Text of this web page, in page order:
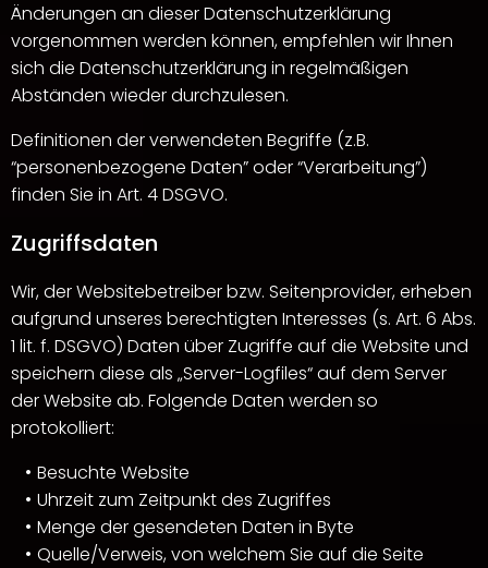
Änderungen an dieser Datenschutzerklärung
vorgenommen werden können, empfehlen wir Ihnen
sich die Datenschutzerklärung in regelmäßigen
Abständen wieder durchzulesen.
Definitionen der verwendeten Begriffe (z.B.
“personenbezogene Daten” oder “Verarbeitung”)
finden Sie in Art. 4 DSGVO.
Zugriffsdaten
Wir, der Websitebetreiber bzw. Seitenprovider, erheben
aufgrund unseres berechtigten Interesses (s. Art. 6 Abs.
1 lit. f. DSGVO) Daten über Zugriffe auf die Website und
speichern diese als „Server-Logfiles“ auf dem Server
der Website ab. Folgende Daten werden so
protokolliert:
Besuchte Website
Uhrzeit zum Zeitpunkt des Zugriffes
Menge der gesendeten Daten in Byte
Quelle/Verweis, von welchem Sie auf die Seite